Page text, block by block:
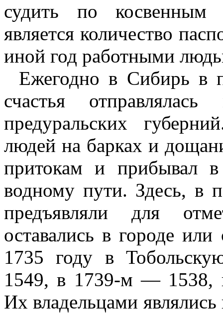
судить по косвенным
является количество
иной год работными
Ежегодно в Сибирь в
счастья
предуральских
людей на барках и
притокам и прибывал
водному пути. Здесь, в
предъявляли для
оставались в городе
1735 году в
1549, в 1739-м — 1538,
Их владельцами